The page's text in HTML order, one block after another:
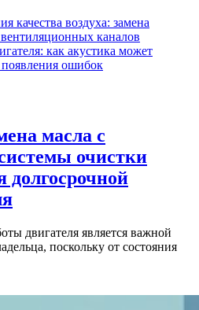
качества воздуха: замена
каналов
как акустика может
ошибок
масла с
очистки
долгосрочной
двигателя является важной
поскольку от состояния